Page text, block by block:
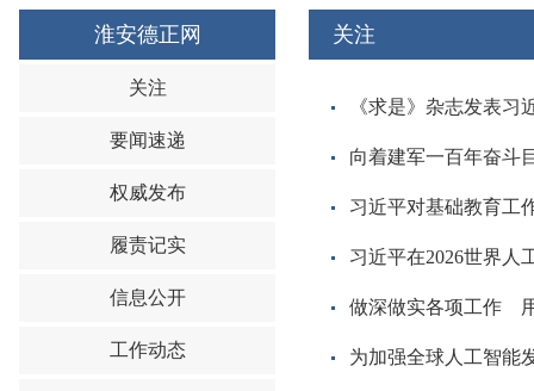
淮安德正网
关注
要闻速递
权威发布
履责记实
信息公开
工作动态
关注
《求是》杂志发表
向着建军一百年奋斗
习近平对基础教育工
习近平在2026世界人
做深做实各项工作
为加强全球人工智能